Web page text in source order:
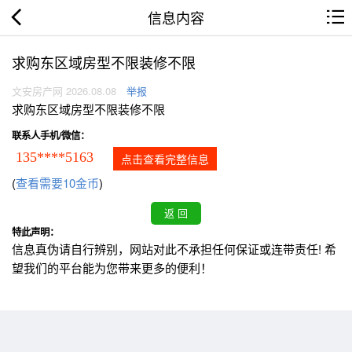
信息内容
求购东区域房型不限装修不限
文安房产网 2026.08.08 举报
求购东区域房型不限装修不限
联系人手机/微信：
135****5163 点击查看完整信息
(查看需要10金币)
特此声明：
信息真伪请自行辨别，网站对此不承担任何保证或连带责任! 希
望我们的平台能为您带来更多的便利！